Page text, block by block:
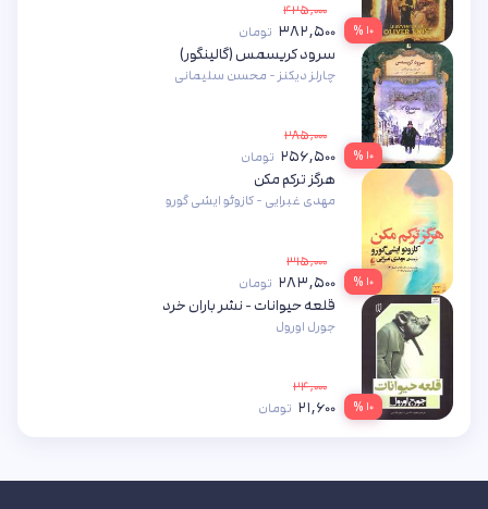
۱۰ %
۴۲۵,۰۰۰
۳۸۲,۵۰۰ تومان
۱۰ %
سرود کریسمس (گالینگور)
چارلز دیکنز - محسن سلیمانی
۲۸۵,۰۰۰
۲۵۶,۵۰۰ تومان
۱۰ %
هرگز ترکم مکن
مهدی غبرایی - کازوئو ایشی گورو
۳۱۵,۰۰۰
۲۸۳,۵۰۰ تومان
۱۰ %
قلعه حیوانات - نشر باران خرد
جورل اورول
۲۴,۰۰۰
۲۱,۶۰۰ تومان